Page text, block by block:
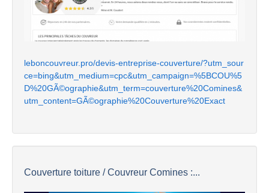
leboncouvreur.pro/devis-entreprise-couverture/?utm_sour
ce=bing&utm_medium=cpc&utm_campaign=%5BCOU%5
D%20GÃ©ographie&utm_term=couverture%20Comines&
utm_content=GÃ©ographie%20Couverture%20Exact
Couverture toiture / Couvreur Comines :...